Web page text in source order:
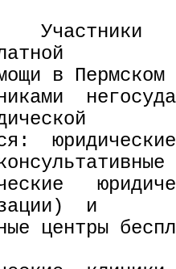
в Пермском
и
центры